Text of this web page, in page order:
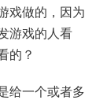
戏做的，因为
游戏的人看
的？
给一个或者多